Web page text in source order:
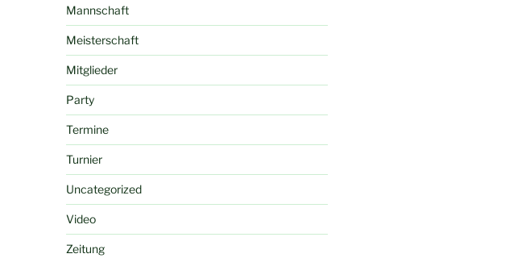
Mannschaft
Meisterschaft
Mitglieder
Party
Termine
Turnier
Uncategorized
Video
Zeitung